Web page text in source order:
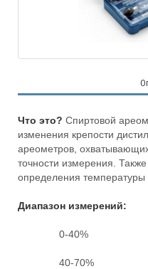
Что это? Спиртовой
изменения крепости
ареометров,
точности измерения.
определения температуры
Диапазон измерений:
0-40%
40-70%